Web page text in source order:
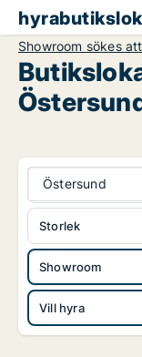
Showroom sökes
Östersund
Showroom
Vill hyra
Storlek